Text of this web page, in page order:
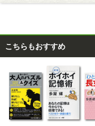
こちらもおすすめ